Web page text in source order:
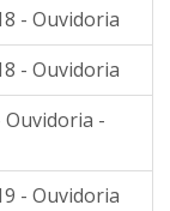
- Ouvidoria
- Ouvidoria
-
- Ouvidoria